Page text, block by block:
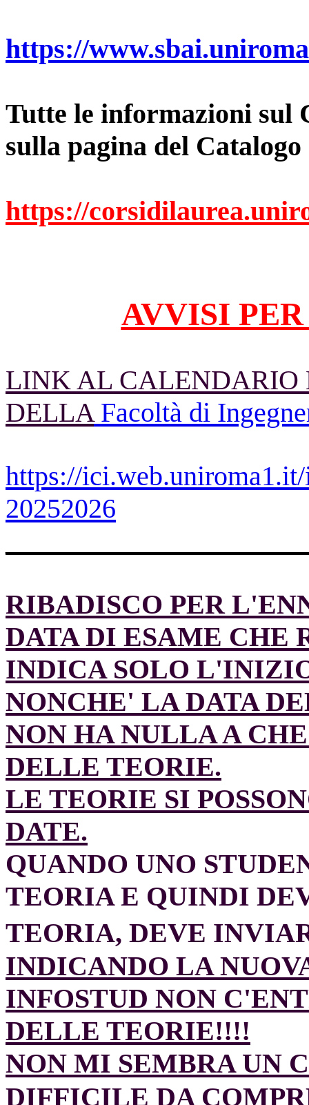
https://
Tutte le informazioni sul
sulla pagina del Catalogo
https://
AVVISI
LINK AL CALENDARIO
DELLAFacoltà di
https://
20252026
RIBADISCO PER
DATA DI ESAME CHE
INDICA SOLO
NONCHE' LA DATA
NON HA NULLA A
DELLE TEORIE.
LE TEORIE SI
DATE.
QUANDO UNO
TEORIA E QUINDI
TEORIA, DEVE
INDICANDO LA
INFOSTUD NON
DELLE TEORIE!!!!
NON MI SEMBRA UN
DIFFICILE DA